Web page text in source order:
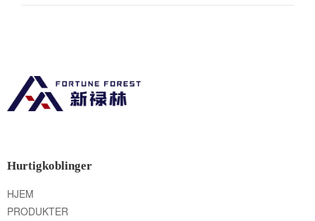
Hurtigkoblinger
HJEM
PRODUKTER